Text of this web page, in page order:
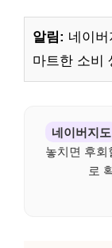
알림: 네이
마트한 소비
네이버지도
놓치면 후
로